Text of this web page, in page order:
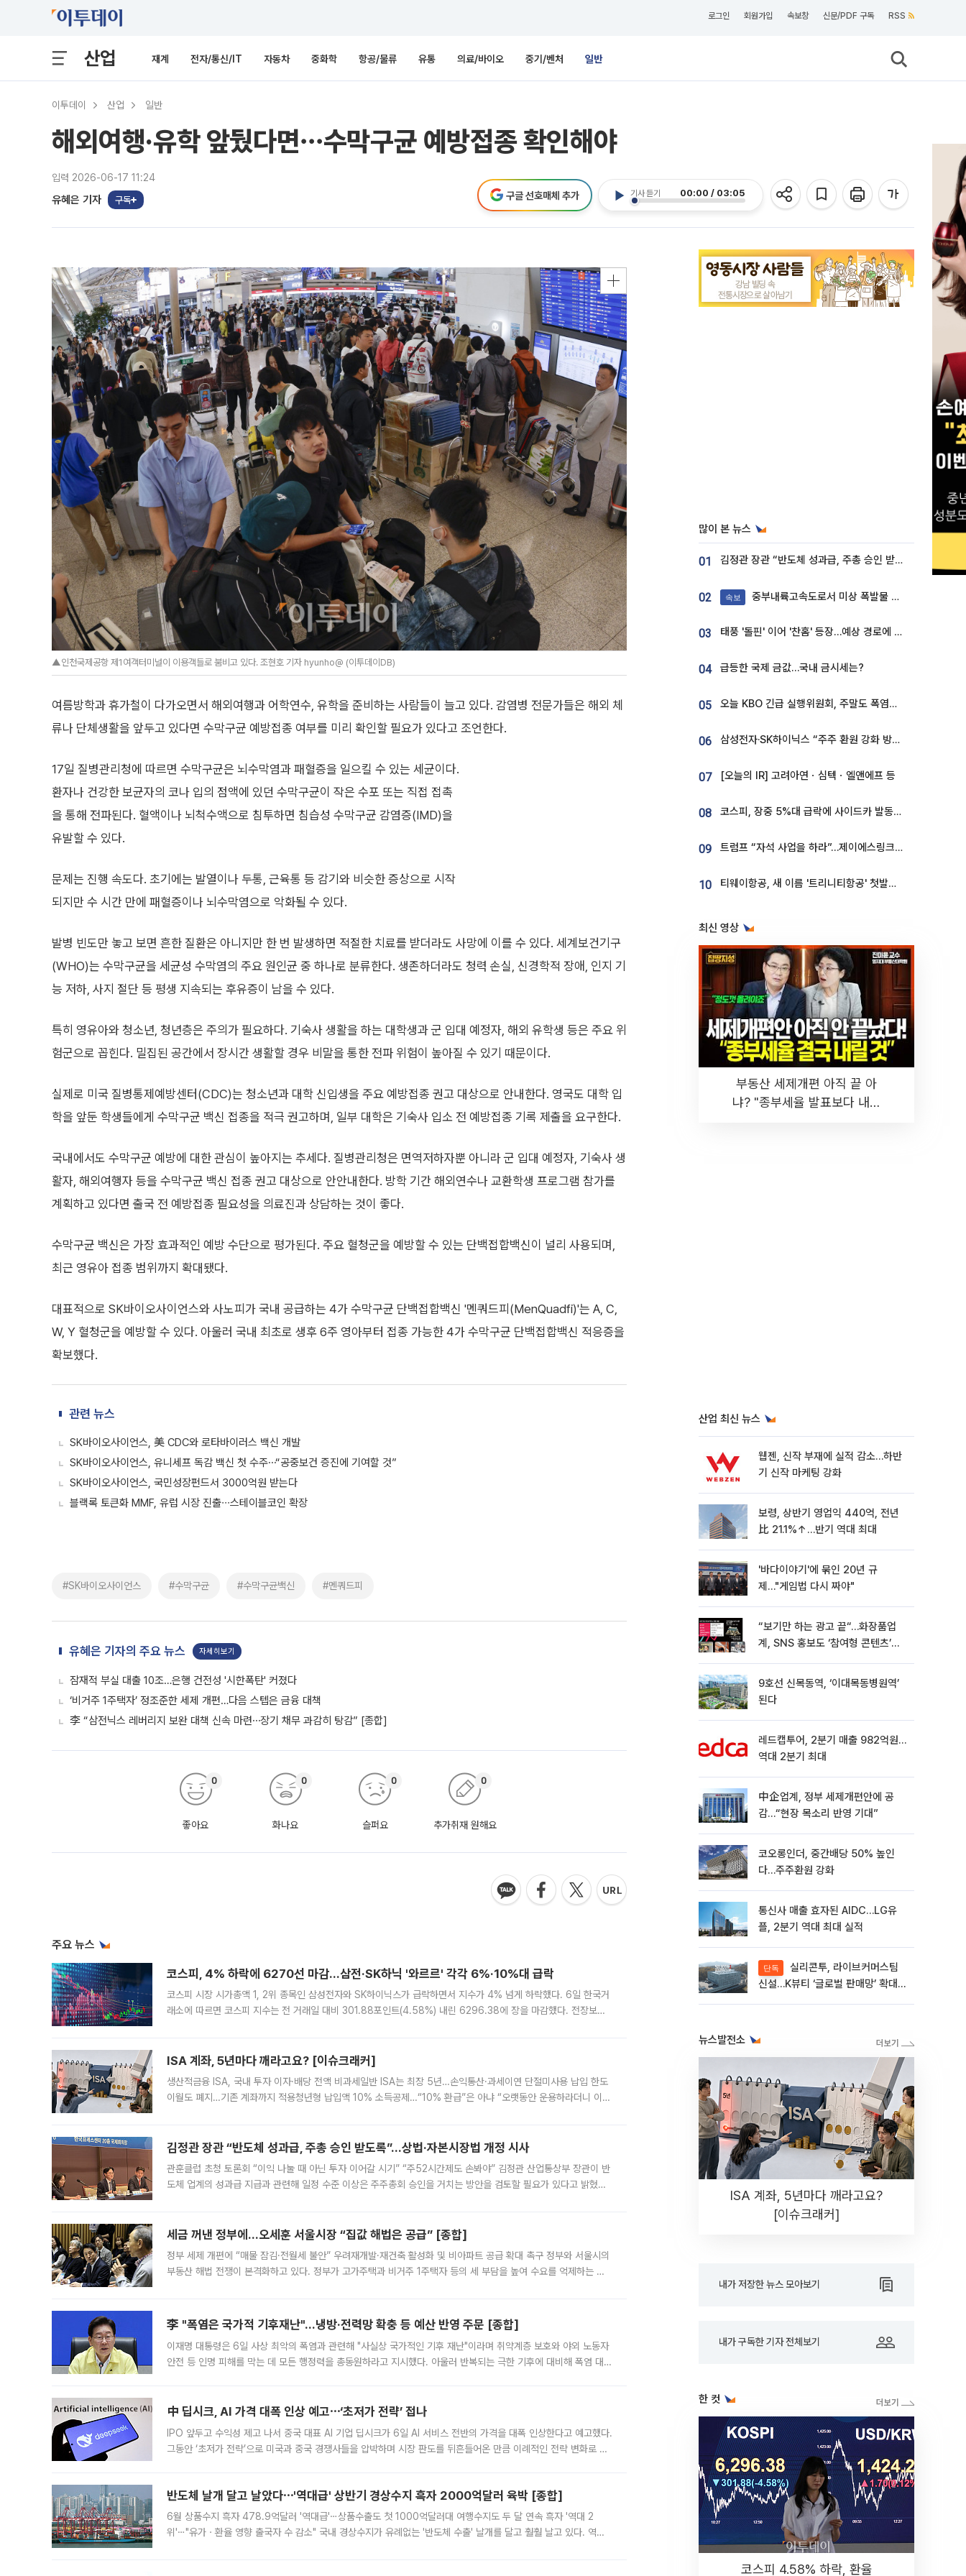
로그인 회원가입 속보창 신문/PDF 구독 RSS
산업 재계 전자/통신/IT 자동차 중화학 항공/물류 유통 의료/바이오 중기/벤처 일반
이투데이 산업 일반
해외여행·유학 앞뒀다면⋯수막구균 예방접종 확인해야
입력 2026-06-17 11:24
유혜은 기자 구독
기사 듣기 00:00 / 03:05
구글 선호매체 추가
▲인천국제공항 제1여객터미널이 이용객들로 붐비고 있다. 조현호 기자 hyunho@ (이투데이DB)
여름방학과 휴가철이 다가오면서 해외여행과 어학연수, 유학을 준비하는 사람들이 늘고 있다. 감염병 전문가들은 해외 체
류나 단체생활을 앞두고 있다면 수막구균 예방접종 여부를 미리 확인할 필요가 있다고 조언한다.
17일 질병관리청에 따르면 수막구균은 뇌수막염과 패혈증을 일으킬 수 있는 세균이다.
환자나 건강한 보균자의 코나 입의 점액에 있던 수막구균이 작은 수포 또는 직접 접촉
을 통해 전파된다. 혈액이나 뇌척수액으로 침투하면 침습성 수막구균 감염증(IMD)을
유발할 수 있다.
문제는 진행 속도다. 초기에는 발열이나 두통, 근육통 등 감기와 비슷한 증상으로 시작
되지만 수 시간 만에 패혈증이나 뇌수막염으로 악화될 수 있다.
발병 빈도만 놓고 보면 흔한 질환은 아니지만 한 번 발생하면 적절한 치료를 받더라도 사망에 이를 수 있다. 세계보건기구
(WHO)는 수막구균을 세균성 수막염의 주요 원인균 중 하나로 분류한다. 생존하더라도 청력 손실, 신경학적 장애, 인지 기
능 저하, 사지 절단 등 평생 지속되는 후유증이 남을 수 있다.
특히 영유아와 청소년, 청년층은 주의가 필요하다. 기숙사 생활을 하는 대학생과 군 입대 예정자, 해외 유학생 등은 주요 위
험군으로 꼽힌다. 밀집된 공간에서 장시간 생활할 경우 비말을 통한 전파 위험이 높아질 수 있기 때문이다.
실제로 미국 질병통제예방센터(CDC)는 청소년과 대학 신입생을 주요 예방접종 권고 대상으로 안내한다. 영국도 대학 입
학을 앞둔 학생들에게 수막구균 백신 접종을 적극 권고하며, 일부 대학은 기숙사 입소 전 예방접종 기록 제출을 요구한다.
국내에서도 수막구균 예방에 대한 관심이 높아지는 추세다. 질병관리청은 면역저하자뿐 아니라 군 입대 예정자, 기숙사 생
활자, 해외여행자 등을 수막구균 백신 접종 권고 대상으로 안안내한다. 방학 기간 해외연수나 교환학생 프로그램 참가를
계획하고 있다면 출국 전 예방접종 필요성을 의료진과 상담하는 것이 좋다.
수막구균 백신은 가장 효과적인 예방 수단으로 평가된다. 주요 혈청군을 예방할 수 있는 단백접합백신이 널리 사용되며,
최근 영유아 접종 범위까지 확대됐다.
대표적으로 SK바이오사이언스와 사노피가 국내 공급하는 4가 수막구균 단백접합백신 '멘쿼드피(MenQuadfi)'는 A, C,
W, Y 혈청군을 예방할 수 있다. 아울러 국내 최초로 생후 6주 영아부터 접종 가능한 4가 수막구균 단백접합백신 적응증을
확보했다.
관련 뉴스
SK바이오사이언스, 美 CDC와 로타바이러스 백신 개발
SK바이오사이언스, 유니세프 독감 백신 첫 수주⋯“공중보건 증진에 기여할 것”
SK바이오사이언스, 국민성장펀드서 3000억원 받는다
블랙록 토큰화 MMF, 유럽 시장 진출∙∙∙스테이블코인 확장
#SK바이오사이언스 #수막구균 #수막구균백신 #멘쿼드피
유혜은 기자의 주요 뉴스 자세히보기
잠재적 부실 대출 10조…은행 건전성 '시한폭탄' 커졌다
‘비거주 1주택자’ 정조준한 세제 개편…다음 스텝은 금융 대책
李 “삼전닉스 레버리지 보완 대책 신속 마련⋯장기 채무 과감히 탕감” [종합]
좋아요
0
화나요
0
슬퍼요
0
추가취재 원해요
0
주요 뉴스
코스피, 4% 하락에 6270선 마감…삼전·SK하닉 '와르르' 각각 6%·10%대 급락
코스피 시장 시가총액 1, 2위 종목인 삼성전자와 SK하이닉스가 급락하면서 지수가 4% 넘게 하락했다. 6일 한국거
래소에 따르면 코스피 지수는 전 거래일 대비 301.88포인트(4.58%) 내린 6296.38에 장을 마감했다. 전장보다
ISA 계좌, 5년마다 깨라고요? [이슈크래커]
생산적금융 ISA, 국내 투자 이자·배당 전액 비과세일반 ISA는 최장 5년…손익통산·과세이연 단절미사용 납입 한도
이월도 폐지…기존 계좌까지 적용청년형 납입액 10% 소득공제…“10% 환급”은 아냐 “오랫동안 운용하라더니 이제
김정관 장관 “반도체 성과급, 주총 승인 받도록”…상법·자본시장법 개정 시사
관훈클럽 초청 토론회 “이익 나눌 때 아닌 투자 이어갈 시기” “주52시간제도 손봐야” 김정관 산업통상부 장관이 반
도체 업계의 성과급 지급과 관련해 일정 수준 이상은 주주총회 승인을 거치는 방안을 검토할 필요가 있다고 밝혔다.
세금 꺼낸 정부에…오세훈 서울시장 “집값 해법은 공급” [종합]
정부 세제 개편에 “매물 잠김·전월세 불안” 우려재개발·재건축 활성화 및 비아파트 공급 확대 촉구 정부와 서울시의
부동산 해법 전쟁이 본격화하고 있다. 정부가 고가주택과 비거주 1주택자 등의 세 부담을 높여 수요를 억제하는 카
李 "폭염은 국가적 기후재난"…냉방·전력망 확충 등 예산 반영 주문 [종합]
이재명 대통령은 6일 사상 최악의 폭염과 관련해 "사실상 국가적인 기후 재난"이라며 취약계층 보호와 야외 노동자
안전 등 인명 피해를 막는 데 모든 행정력을 총동원하라고 지시했다. 아울러 반복되는 극한 기후에 대비해 폭염 대응
中 딥시크, AI 가격 대폭 인상 예고⋯‘초저가 전략’ 접나
IPO 앞두고 수익성 제고 나서 중국 대표 AI 기업 딥시크가 6일 AI 서비스 전반의 가격을 대폭 인상한다고 예고했다.
그동안 ‘초저가 전략’으로 미국과 중국 경쟁사들을 압박하며 시장 판도를 뒤흔들어온 만큼 이례적인 전략 변화로 평
반도체 날개 달고 날았다⋯'역대급' 상반기 경상수지 흑자 2000억달러 육박 [종합]
6월 상품수지 흑자 478.9억달러 '역대급'⋯상품수출도 첫 1000억달러대 여행수지도 두 달 연속 흑자 '역대 2
위'⋯"유가ㆍ환율 영향 출국자 수 감소" 국내 경상수지가 유례없는 '반도체 수출' 날개를 달고 훨훨 날고 있다. 역대
많이 본 뉴스
01 김정관 장관 “반도체 성과급, 주총 승인 받도록”…상법·자본시장법 개정 시사
02 속보 중부내륙고속도로서 미상 폭발물 발견
03 태풍 '돌핀' 이어 '찬홈' 등장…예상 경로에 한국 '한숨'
04 급등한 국제 금값…국내 금시세는?
05 오늘 KBO 긴급 실행위원회, 주말도 폭염취소 될까
06 삼성전자·SK하이닉스 “주주 환원 강화 방안 마련”
07 [오늘의 IR] 고려아연ㆍ심텍ㆍ엘앤에프 등
08 코스피, 장중 5%대 급락에 사이드카 발동…삼성·SK 동반 폭락
09 트럼프 “자석 사업을 하라”…제이에스링크, 비중국 영구자석 공급망 구축 속도
10 티웨이항공, 새 이름 '트리니티항공' 첫발…SSC 전략 본격화
최신 영상
부동산 세제개편 아직 끝 아
냐? "종부세율 발표보다 내릴
산업 최신 뉴스
웹젠, 신작 부재에 실적 감소…하반
기 신작 마케팅 강화
보령, 상반기 영업익 440억, 전년
比 21.1%↑…반기 역대 최대
'바다이야기'에 묶인 20년 규
제…"게임법 다시 짜야"
“보기만 하는 광고 끝“…화장품업
계, SNS 홍보도 ‘참여형 콘텐츠’로
9호선 신목동역, ‘이대목동병원역’
된다
레드캡투어, 2분기 매출 982억원…
역대 2분기 최대
中企업계, 정부 세제개편안에 공
감…“현장 목소리 반영 기대”
코오롱인더, 중간배당 50% 높인
다…주주환원 강화
통신사 매출 효자된 AIDC…LG유
플, 2분기 역대 최대 실적
단독
신설…K뷰티 ‘글로벌 판매망’ 확대
뉴스발전소
ISA 계좌, 5년마다 깨라고요?
[이슈크래커]
내가 저장한 뉴스 모아보기
내가 구독한 기자 전체보기
한 컷
코스피 4.58% 하락, 환율